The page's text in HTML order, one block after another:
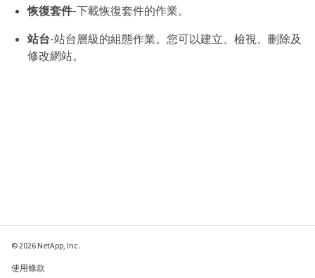
恢復套件-下載恢復套件的作業。
站台-站台層級的組態作業。您可以建立、檢視、刪除及
修改網站。
© 2026 NetApp, Inc.
使用條款